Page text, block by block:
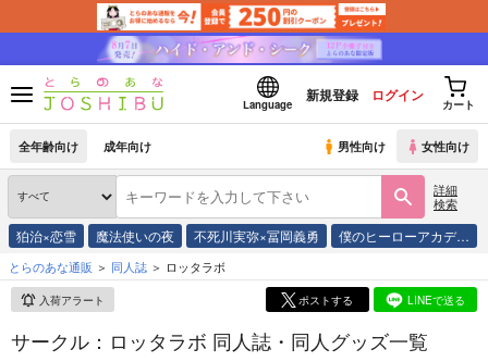
Language
新規登録 ログイン
カート
全年齢向け 成年向け 男性向け 女性向け
詳細
検索
狛治×恋雪 魔法使いの夜 不死川実弥×冨岡義勇 僕のヒーローアカデ…
とらのあな通販 同人誌 ロッタラボ
入荷アラート ポストする LINEで送る
サークル：ロッタラボ 同人誌・同人グッズ一覧